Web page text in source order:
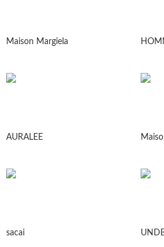
Maison Margiela
AURALEE
sacai